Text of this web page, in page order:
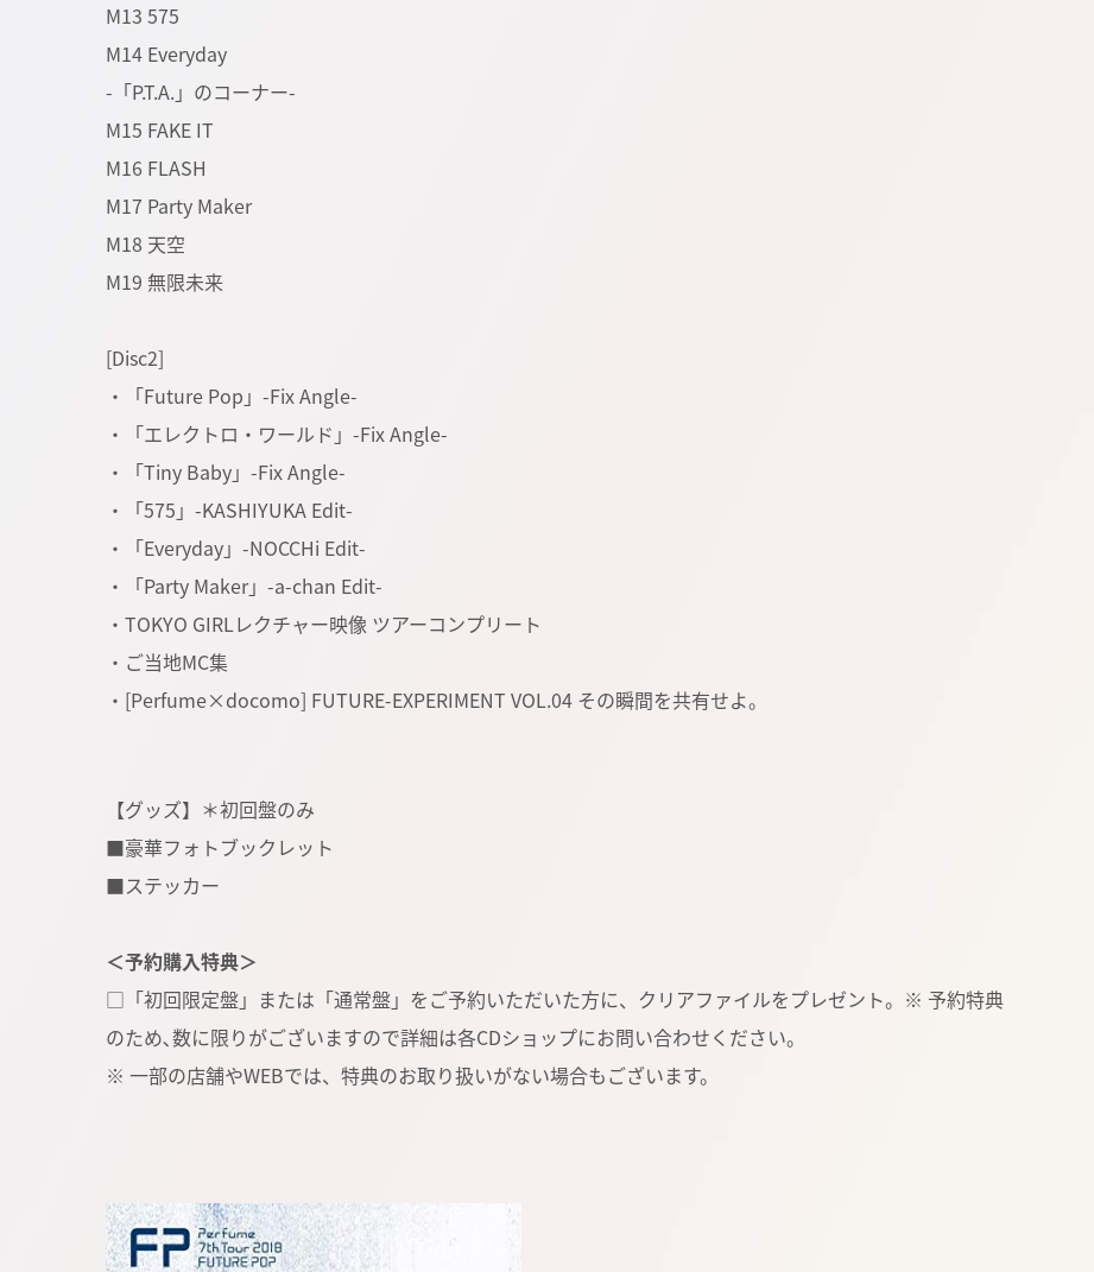
M13 575
M14 Everyday
-「P.T.A.」のコーナー-
M15 FAKE IT
M16 FLASH
M17 Party Maker
M18 天空
M19 無限未来
[Disc2]
・「Future Pop」-Fix Angle-
・「エレクトロ・ワールド」-Fix Angle-
・「Tiny Baby」-Fix Angle-
・「575」-KASHIYUKA Edit-
・「Everyday」-NOCCHi Edit-
・「Party Maker」-a-chan Edit-
・TOKYO GIRLレクチャー映像 ツアーコンプリート
・ご当地MC集
・[Perfume×docomo] FUTURE-EXPERIMENT VOL.04 その瞬間を共有せよ。
【グッズ】＊初回盤のみ
■豪華フォトブックレット
■ステッカー
＜予約購入特典＞
□「初回限定盤」または「通常盤」をご予約いただいた方に、クリアファイルをプレゼント。※ 予約特典
のため､数に限りがございますので詳細は各CDショップにお問い合わせください。
※ 一部の店舗やWEBでは、特典のお取り扱いがない場合もございます。